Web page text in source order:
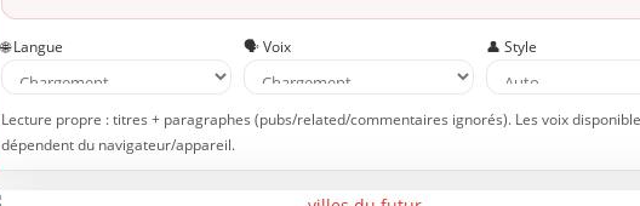
🌐 Langue 🗣️ Voix 👤 Style
Lecture propre : titres + paragraphes (pubs/related/commentaires ignorés). Les voix
dépendent du navigateur/appareil.